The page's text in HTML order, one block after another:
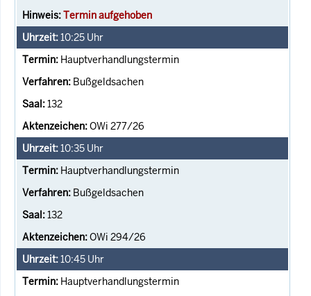
Termin aufgehoben
10:25 Uhr
Hauptverhandlungstermin
Bußgeldsachen
132
OWi 277/26
10:35 Uhr
Hauptverhandlungstermin
Bußgeldsachen
132
OWi 294/26
10:45 Uhr
Hauptverhandlungstermin